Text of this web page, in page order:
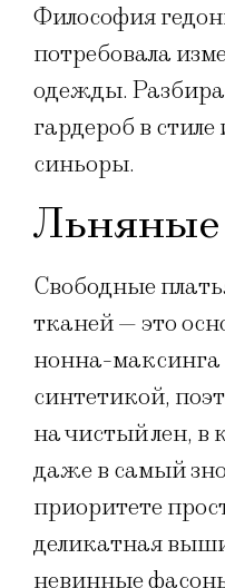
Философия
потребовала
одежды.
гардероб в
синьоры.
Льняные
Свободные
тканей — это
нонна-максинга
синтетикой,
на чистый лен, в
даже в самый
приоритете
деликатная
невинные